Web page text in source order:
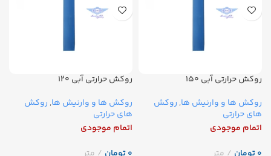
روکش حرارتی آبی ۱۵۰
روکش ها و وارنیش ها, روکش
های حرارتی
اتمام موجودی
روکش حرارتی آبی ۱۲۰
روکش ها و وارنیش ها, روکش
های حرارتی
اتمام موجودی